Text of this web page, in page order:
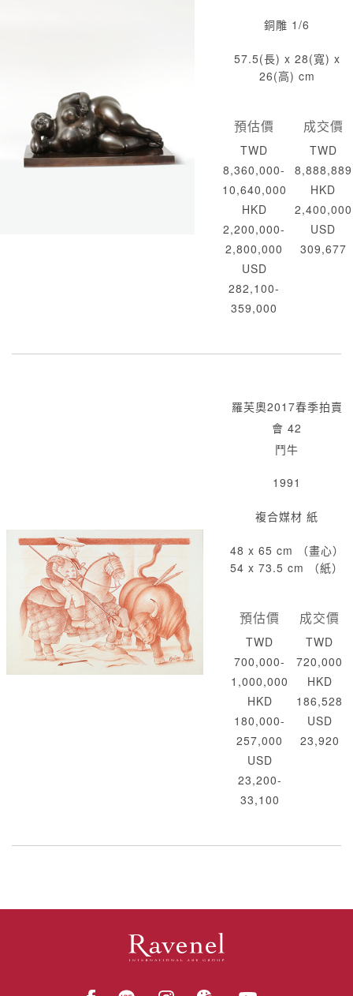
銅雕 1/6
57.5(長) x 28(寬) x
26(高) cm
預估價
TWD
8,360,000-
10,640,000
HKD
2,200,000-
2,800,000
USD
282,100-
359,000
成交價
TWD
8,888,889
HKD
2,400,000
USD
309,677
羅芙奧2017春季拍賣
會 42
鬥牛
1991
複合媒材 紙
48 x 65 cm （畫心）
54 x 73.5 cm （紙）
預估價
TWD
700,000-
1,000,000
HKD
180,000-
257,000
USD
23,200-
33,100
成交價
TWD
720,000
HKD
186,528
USD
23,920